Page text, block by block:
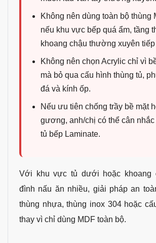
Không nên dùng toàn bộ thùng
nếu khu vực bếp quá ẩm, tầng
khoang chậu thường xuyên
Không nên chọn Acrylic chỉ vì
mà bỏ qua cấu hình thùng tủ,
đá và kính ốp.
Nếu ưu tiên chống trầy bề mặt
gương, anh/chị có thể cân nhắc
tủ bếp Laminate.
Với khu vực tủ dưới hoặc khoang
đình nấu ăn nhiều, giải pháp an
thùng nhựa, thùng inox 304 hoặc
thay vì chỉ dùng MDF toàn bộ.